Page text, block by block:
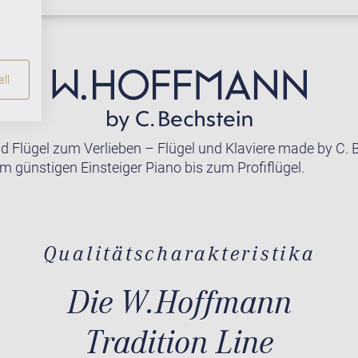
Flügel zum Verlieben – Flügel und Klaviere made by C.
günstigen Einsteiger Piano bis zum Profiflügel.
Qualitätscharakteristika
Die W.Hoffmann
Tradition Line